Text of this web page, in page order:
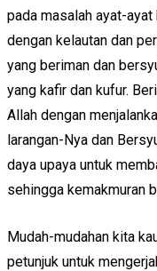
pada masalah ayat-
dengan kelautan dan
yang beriman dan
yang kafir dan kufur.
Allah dengan
larangan-Nya dan
daya upaya untuk
sehingga kemakmuran
Mudah-mudahan kita
petunjuk untuk